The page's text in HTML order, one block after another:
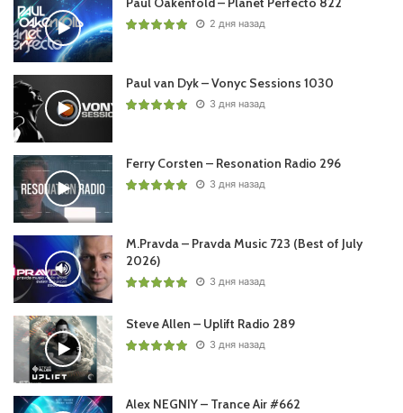
2 дня назад
Paul van Dyk – Vonyc Sessions 1030
3 дня назад
Ferry Corsten – Resonation Radio 296
3 дня назад
M.Pravda – Pravda Music 723 (Best of July
2026)
3 дня назад
Steve Allen – Uplift Radio 289
3 дня назад
Alex NEGNIY – Trance Air #662